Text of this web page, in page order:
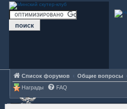
Список форумов Общие вопросы
Награды
FAQ